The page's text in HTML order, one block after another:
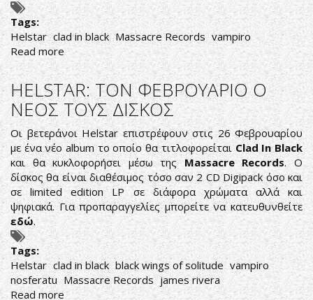
Tags:
Helstar clad in black Massacre Records vampiro
Read more about
ΝΕΟ
LYRIC
VIDEO
ΑΠΟ
ΤΟΥΣ
HELSTAR
HELSTAR: ΤΟΝ ΦΕΒΡΟΥΑΡΙΟ Ο
ΝΕΟΣ ΤΟΥΣ ΔΙΣΚΟΣ
Οι βετεράνοι Helstar επιστρέφουν στις 26 Φεβρουαρίου
με ένα νέο album το οποίο θα τιτλοφορείται Clad In Black
και θα κυκλοφορήσει μέσω της Massacre Records. Ο
δίσκος θα είναι διαθέσιμος τόσο σαν 2 CD Digipack όσο και
σε limited edition LP σε διάφορα χρώματα αλλά και
ψηφιακά. Για προπαραγγελίες μπορείτε να κατευθυνθείτε
εδώ.
Tags:
Helstar clad in black black wings of solitude vampiro
nosferatu Massacre Records james rivera
Read moreabout